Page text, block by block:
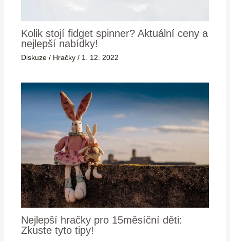
Kolik stojí fidget spinner? Aktuální ceny a
nejlepší nabídky!
Diskuze / Hračky / 1. 12. 2022
Nejlepší hračky pro 15měsíční děti:
Zkuste tyto tipy!